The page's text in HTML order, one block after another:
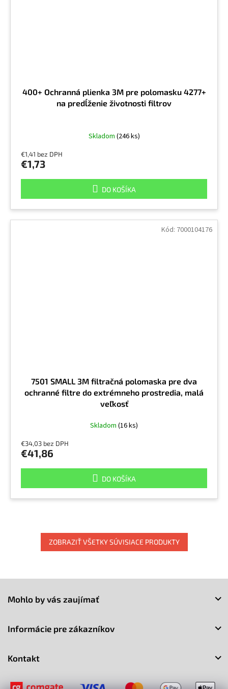
400+ Ochranná plienka 3M pre polomasku 4277+
na predĺženie životnosti filtrov
Skladom (246 ks)
€1,41 bez DPH
€1,73
DO KOŠÍKA
7501 SMALL 3M filtračná polomaska pre dva
ochranné filtre do extrémneho prostredia, malá
veľkosť
Skladom (16 ks)
€34,03 bez DPH
€41,86
DO KOŠÍKA
Kód: 7000104176
ZOBRAZIŤ VŠETKY SÚVISIACE PRODUKTY
Mohlo by vás zaujímať
Informácie pre zákazníkov
Kontakt